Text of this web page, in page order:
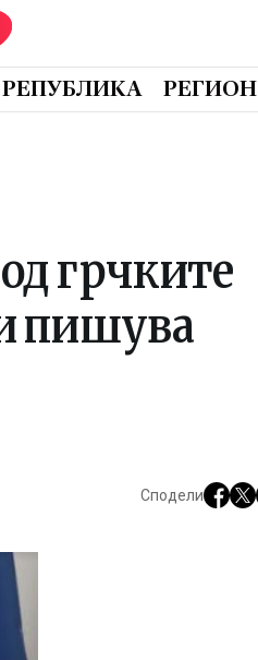
РЕПУБЛИКА РЕГИОН
грчките
пишува
Сподели